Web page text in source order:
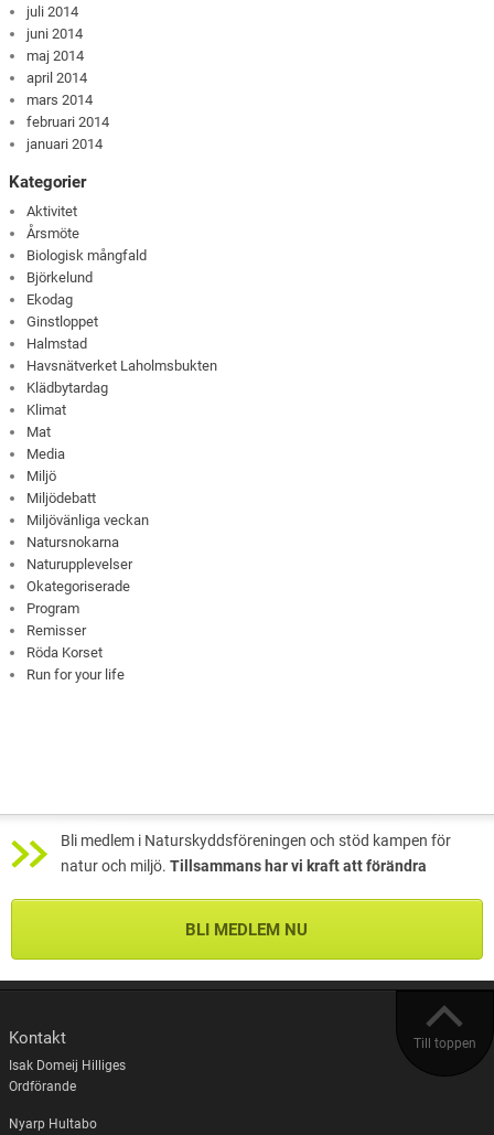
juli 2014
juni 2014
maj 2014
april 2014
mars 2014
februari 2014
januari 2014
Kategorier
Aktivitet
Årsmöte
Biologisk mångfald
Björkelund
Ekodag
Ginstloppet
Halmstad
Havsnätverket Laholmsbukten
Klädbytardag
Klimat
Mat
Media
Miljö
Miljödebatt
Miljövänliga veckan
Natursnokarna
Naturupplevelser
Okategoriserade
Program
Remisser
Röda Korset
Run for your life
Bli medlem i Naturskyddsföreningen och stöd kampen för
natur och miljö. Tillsammans har vi kraft att förändra
BLI MEDLEM NU
Till toppen
Kontakt
Isak Domeij Hilliges
Ordförande
Nyarp Hultabo